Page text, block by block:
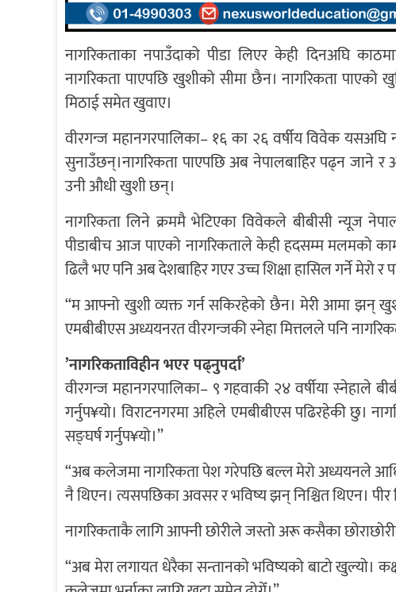
नागरिकताका नपाउँदाको पीडा लिएर केही दिनअघि
नागरिकता पाएपछि खुशीको सीमा छैन। नागरिकता पाएको
मिठाई समेत खुवाए।
वीरगन्ज महानगरपालिका– १६ का २६ वर्षीय विवेक
सुनाउँछन्।नागरिकता पाएपछि अब नेपालबाहिर पढ्न जाने
उनी औधी खुशी छन्।
नागरिकता लिने क्रममै भेटिएका विवेकले बीबीसी न्यूज
पीडाबीच आज पाएको नागरिकताले केही हदसम्म मलमको
ढिलै भए पनि अब देशबाहिर गएर उच्च शिक्षा हासिल गर्ने मेरो र
“म आफ्नो खुशी व्यक्त गर्न सकिरहेको छैन। मेरी आमा झन्
एमबीबीएस अध्ययनरत वीरगन्जकी स्नेहा मित्तलले पनि
’नागरिकताविहीन भएर पढ्नुपर्दा’
वीरगन्ज महानगरपालिका– ९ गहवाकी २४ वर्षीया स्नेहाले
गर्नुप¥यो। विराटनगरमा अहिले एमबीबीएस पढिरहेकी छु।
सङ्घर्ष गर्नुप¥यो।”
“अब कलेजमा नागरिकता पेश गरेपछि बल्ल मेरो अध्ययनले
नै थिएन। त्यसपछिका अवसर र भविष्य झन् निश्चित थिएन।
नागरिकताकै लागि आफ्नी छोरीले जस्तो अरू कसैका
“अब मेरा लगायत धेरैका सन्तानको भविष्यको बाटो खुल्यो।